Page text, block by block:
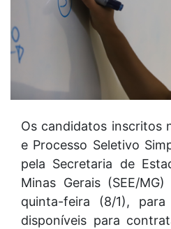
Os candidatos inscritos
e Processo Seletivo
pela Secretaria de
Minas Gerais (SEE/
quinta-feira (8/1),
disponíveis para